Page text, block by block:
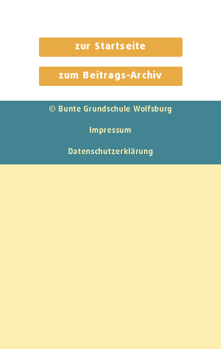
zur Startseite
zum Beitrags-Archiv
© Bunte Grundschule Wolfsburg
Impressum
Datenschutzerklärung